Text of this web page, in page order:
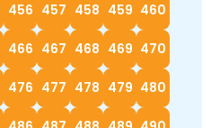
456 457 458 459 460
466 467 468 469 470
476 477 478 479 480